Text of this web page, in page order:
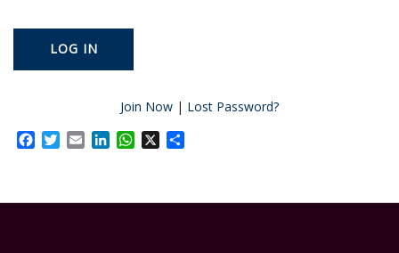
Join Now | Lost Password?
Facebook
TwitterEmailLinkedInWhatsApp